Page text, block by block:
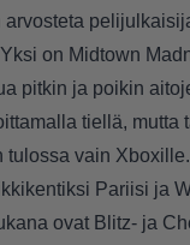
on Midtown
pitkin ja poikin
tiellä, mutta
tulossa vain Xboxille.
Pariisi ja
ovat Blitz- ja